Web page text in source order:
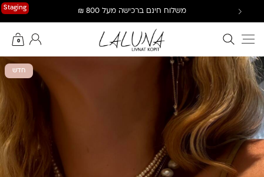
Staging משלוח חינם ברכישה מעל 800 ₪
חיפוש באתר
0
החשבון שלי
חדש